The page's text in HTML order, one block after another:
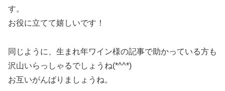
す。
お役に立てて嬉しいです！
同じように、生まれ年ワイン様の記事で助かっている方も
沢山いらっしゃるでしょうね(*^^*)
お互いがんばりましょうね。